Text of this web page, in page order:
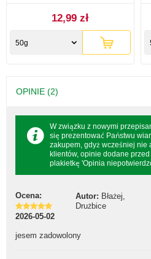
12,99 zł
50g
OPINIE (2)
W związku z nowymi
się prezentować Państwu
zakupem, gdyż wcześniej nie
klientów, opinie dodane
plakietkę 'Opinia
Ocena: Autor: Błażej,
Drużbice
2026-05-02
jesem zadowolony